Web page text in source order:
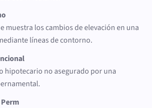
muestra los cambios de elevación en una
líneas de contorno.
hipotecario no asegurado por una